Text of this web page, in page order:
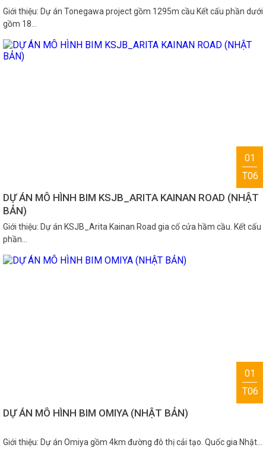
Giới thiệu: Dự án Tonegawa project gồm 1295m cầu Kết cấu phần dưới
gồm 18…
01
T06
DỰ ÁN MÔ HÌNH BIM KSJB_ARITA KAINAN ROAD (NHẬT
BẢN)
Giới thiệu: Dự án KSJB_Arita Kainan Road gia cố cửa hầm cầu. Kết cấu
phần…
01
T06
DỰ ÁN MÔ HÌNH BIM OMIYA (NHẬT BẢN)
Giới thiệu: Dự án Omiya gồm 4km đường đô thị cải tạo. Quốc gia Nhật…